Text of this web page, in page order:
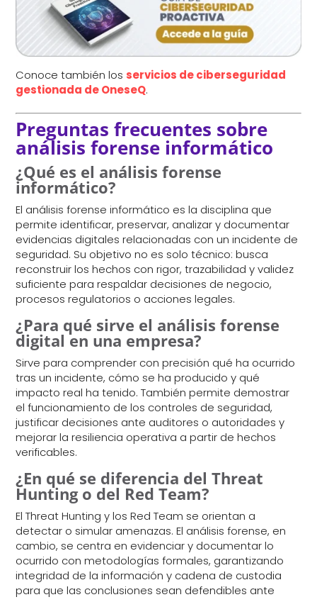
Conoce también los servicios de ciberseguridad
gestionada de OneseQ.
Preguntas frecuentes sobre
análisis forense informático
¿Qué es el análisis forense
informático?
El análisis forense informático es la disciplina que
permite identificar, preservar, analizar y documentar
evidencias digitales relacionadas con un incidente de
seguridad. Su objetivo no es solo técnico: busca
reconstruir los hechos con rigor, trazabilidad y validez
suficiente para respaldar decisiones de negocio,
procesos regulatorios o acciones legales.
¿Para qué sirve el análisis forense
digital en una empresa?
Sirve para comprender con precisión qué ha ocurrido
tras un incidente, cómo se ha producido y qué
impacto real ha tenido. También permite demostrar
el funcionamiento de los controles de seguridad,
justificar decisiones ante auditores o autoridades y
mejorar la resiliencia operativa a partir de hechos
verificables.
¿En qué se diferencia del Threat
Hunting o del Red Team?
El Threat Hunting y los Red Team se orientan a
detectar o simular amenazas. El análisis forense, en
cambio, se centra en evidenciar y documentar lo
ocurrido con metodologías formales, garantizando
integridad de la información y cadena de custodia
para que las conclusiones sean defendibles ante